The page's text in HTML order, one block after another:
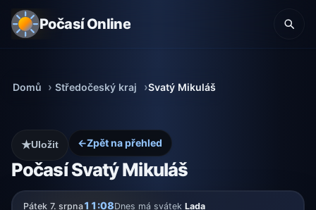
Počasí Online
Domů Středočeský kraj Svatý Mikuláš
←Zpět na přehled
Počasí Svatý Mikuláš
★Uložit
Pátek 7. srpna11:08Dnes má svátek Lada